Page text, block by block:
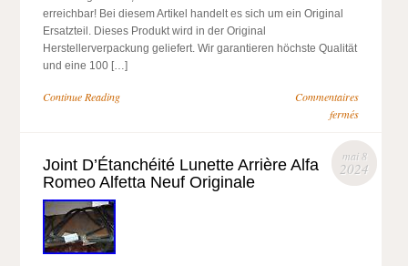
erreichbar! Bei diesem Artikel handelt es sich um ein Original
Ersatzteil. Dieses Produkt wird in der Original
Herstellerverpackung geliefert. Wir garantieren höchste Qualität
und eine 100 […]
Continue Reading
Commentaires
fermés
mai 8
2024
Joint D’Étanchéité Lunette Arrière Alfa
Romeo Alfetta Neuf Originale